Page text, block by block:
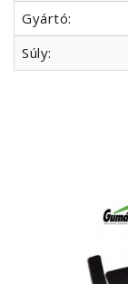
Gyártó:
Súly: